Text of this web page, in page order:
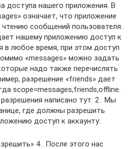
доступа нашего приложения. В
означает, что приложение
сообщений пользователя.
нашему приложению доступ к
в любое время, при этом доступ
«messages» можно задать
надо также перечислять
разрешение «friends» дает
scope=messages,friends,offline.
написано тут. 2 . Мы
где должны разрешить
доступ к аккаунту:
4 . После этого нас